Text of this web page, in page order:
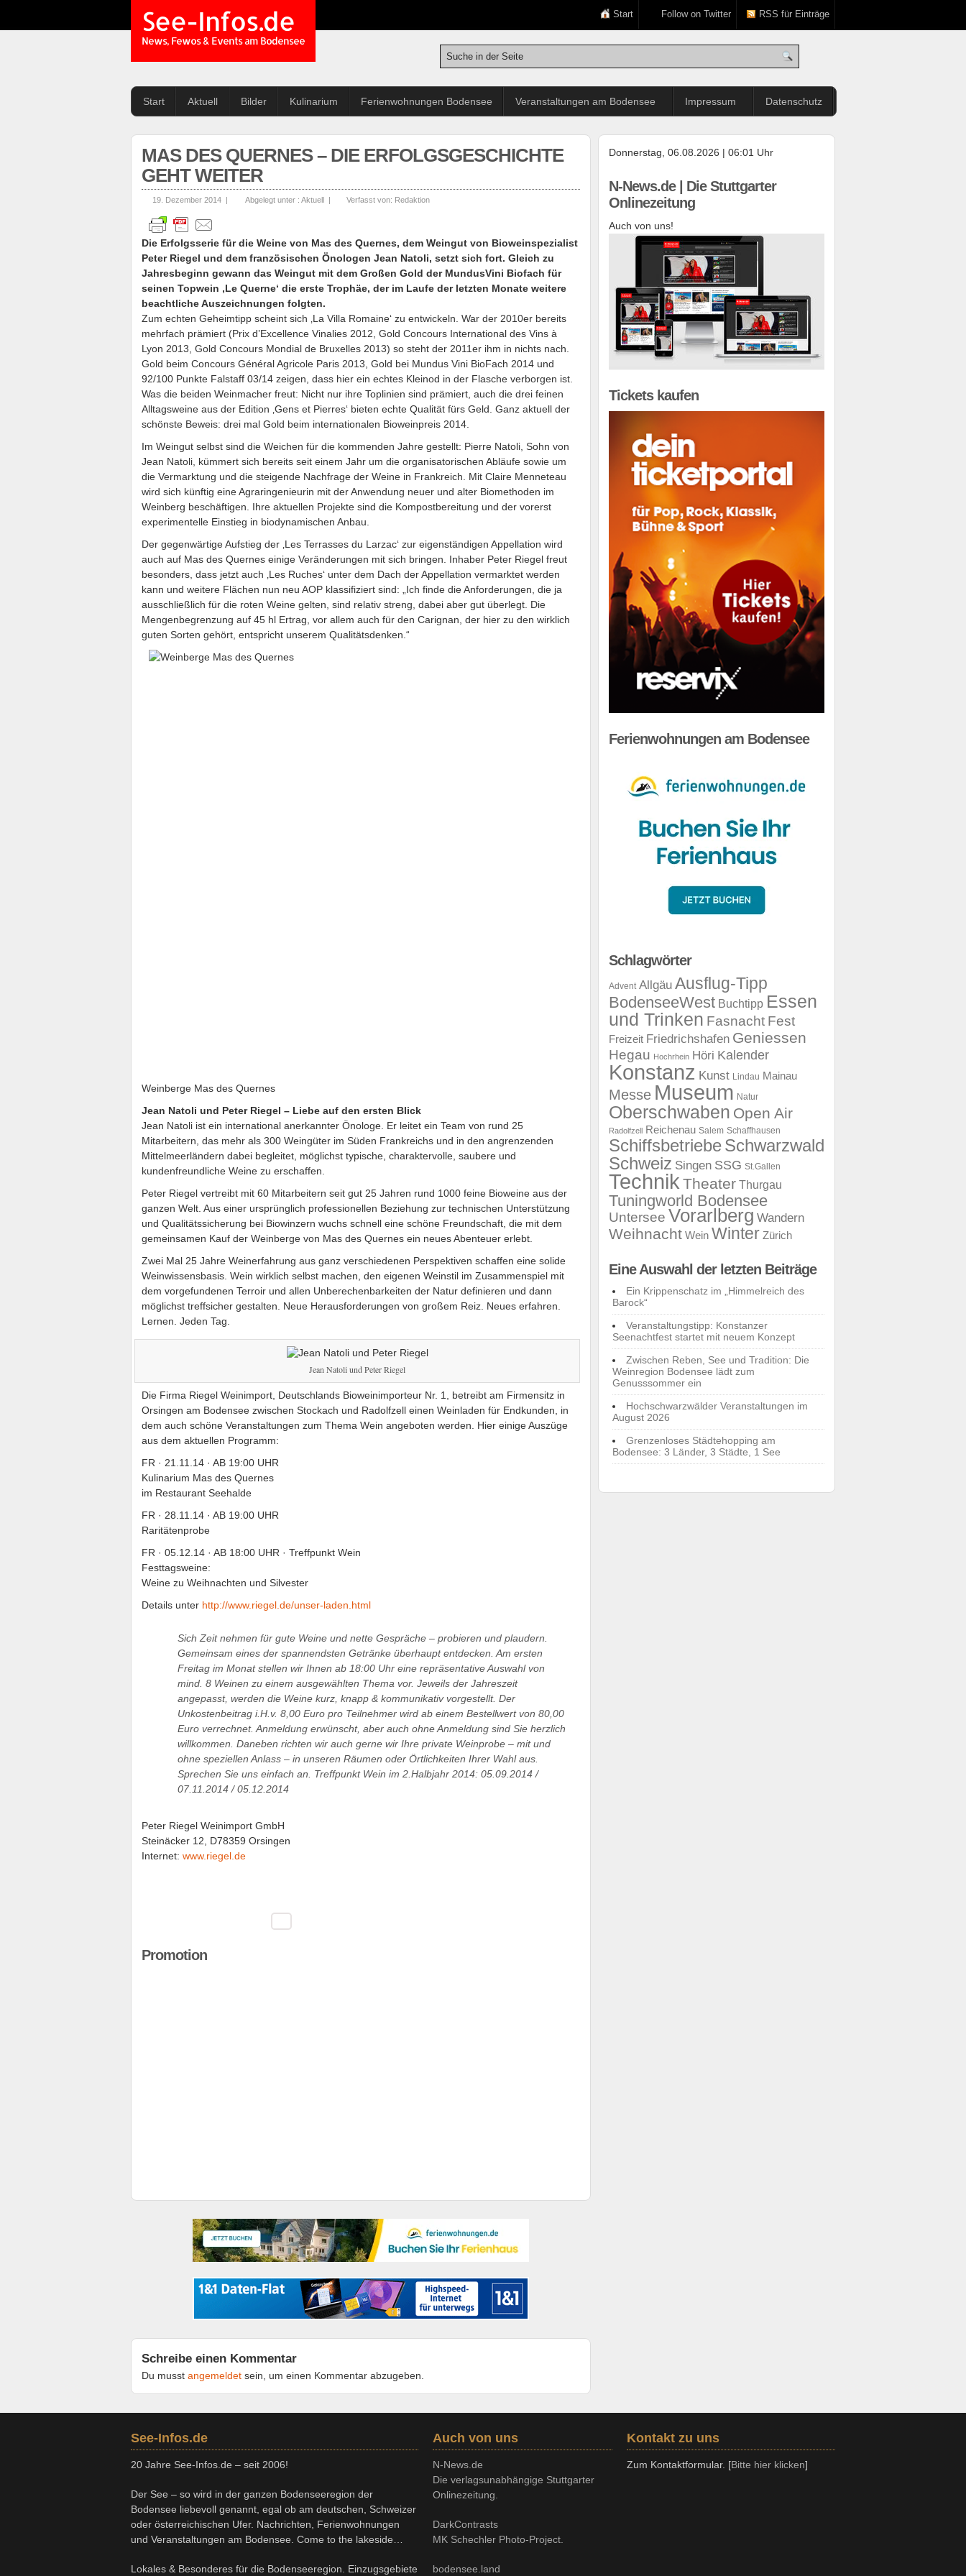
See-Infos.de
News, Fewos & Events am Bodensee
Start Follow on Twitter RSS für Einträge
Start Aktuell Bilder Kulinarium Ferienwohnungen Bodensee Veranstaltungen am Bodensee Impressum Datenschutz
MAS DES QUERNES – DIE ERFOLGSGESCHICHTE
GEHT WEITER
19. Dezember 2014 | Abgelegt unter : Aktuell | Verfasst von: Redaktion
Die Erfolgsserie für die Weine von Mas des Quernes, dem Weingut von Bioweinspezialist
Peter Riegel und dem französischen Önologen Jean Natoli, setzt sich fort. Gleich zu
Jahresbeginn gewann das Weingut mit dem Großen Gold der MundusVini Biofach für
seinen Topwein ‚Le Querne‘ die erste Trophäe, der im Laufe der letzten Monate weitere
beachtliche Auszeichnungen folgten.
Zum echten Geheimtipp scheint sich ‚La Villa Romaine‘ zu entwickeln. War der 2010er bereits
mehrfach prämiert (Prix d’Excellence Vinalies 2012, Gold Concours International des Vins à
Lyon 2013, Gold Concours Mondial de Bruxelles 2013) so steht der 2011er ihm in nichts nach.
Gold beim Concours Général Agricole Paris 2013, Gold bei Mundus Vini BioFach 2014 und
92/100 Punkte Falstaff 03/14 zeigen, dass hier ein echtes Kleinod in der Flasche verborgen ist.
Was die beiden Weinmacher freut: Nicht nur ihre Toplinien sind prämiert, auch die drei feinen
Alltagsweine aus der Edition ‚Gens et Pierres‘ bieten echte Qualität fürs Geld. Ganz aktuell der
schönste Beweis: drei mal Gold beim internationalen Bioweinpreis 2014.
Im Weingut selbst sind die Weichen für die kommenden Jahre gestellt: Pierre Natoli, Sohn von
Jean Natoli, kümmert sich bereits seit einem Jahr um die organisatorischen Abläufe sowie um
die Vermarktung und die steigende Nachfrage der Weine in Frankreich. Mit Claire Menneteau
wird sich künftig eine Agraringenieurin mit der Anwendung neuer und alter Biomethoden im
Weinberg beschäftigen. Ihre aktuellen Projekte sind die Kompostbereitung und der vorerst
experimentelle Einstieg in biodynamischen Anbau.
Der gegenwärtige Aufstieg der ‚Les Terrasses du Larzac‘ zur eigenständigen Appellation wird
auch auf Mas des Quernes einige Veränderungen mit sich bringen. Inhaber Peter Riegel freut
besonders, dass jetzt auch ‚Les Ruches‘ unter dem Dach der Appellation vermarktet werden
kann und weitere Flächen nun neu AOP klassifiziert sind: „Ich finde die Anforderungen, die ja
ausschließlich für die roten Weine gelten, sind relativ streng, dabei aber gut überlegt. Die
Mengenbegrenzung auf 45 hl Ertrag, vor allem auch für den Carignan, der hier zu den wirklich
guten Sorten gehört, entspricht unserem Qualitätsdenken.“
Weinberge Mas des Quernes
Jean Natoli und Peter Riegel – Liebe auf den ersten Blick
Jean Natoli ist ein international anerkannter Önologe. Er leitet ein Team von rund 25
Mitarbeitern, das mehr als 300 Weingüter im Süden Frankreichs und in den angrenzenden
Mittelmeerländern dabei begleitet, möglichst typische, charaktervolle, saubere und
kundenfreundliche Weine zu erschaffen.
Peter Riegel vertreibt mit 60 Mitarbeitern seit gut 25 Jahren rund 1000 feine Bioweine aus der
ganzen Welt. Aus einer ursprünglich professionellen Beziehung zur technischen Unterstützung
und Qualitätssicherung bei Biowinzern wuchs schnell eine schöne Freundschaft, die mit dem
gemeinsamen Kauf der Weinberge von Mas des Quernes ein neues Abenteuer erlebt.
Zwei Mal 25 Jahre Weinerfahrung aus ganz verschiedenen Perspektiven schaffen eine solide
Weinwissensbasis. Wein wirklich selbst machen, den eigenen Weinstil im Zusammenspiel mit
dem vorgefundenen Terroir und allen Unberechenbarkeiten der Natur definieren und dann
möglichst treffsicher gestalten. Neue Herausforderungen von großem Reiz. Neues erfahren.
Lernen. Jeden Tag.
Jean Natoli und Peter Riegel
Die Firma Riegel Weinimport, Deutschlands Bioweinimporteur Nr. 1, betreibt am Firmensitz in
Orsingen am Bodensee zwischen Stockach und Radolfzell einen Weinladen für Endkunden, in
dem auch schöne Veranstaltungen zum Thema Wein angeboten werden. Hier einige Auszüge
aus dem aktuellen Programm:
FR · 21.11.14 · AB 19:00 UHR
Kulinarium Mas des Quernes
im Restaurant Seehalde
FR · 28.11.14 · AB 19:00 UHR
Raritätenprobe
FR · 05.12.14 · AB 18:00 UHR · Treffpunkt Wein
Festtagsweine:
Weine zu Weihnachten und Silvester
Details unter http://www.riegel.de/unser-laden.html
Sich Zeit nehmen für gute Weine und nette Gespräche – probieren und plaudern.
Gemeinsam eines der spannendsten Getränke überhaupt entdecken. Am ersten
Freitag im Monat stellen wir Ihnen ab 18:00 Uhr eine repräsentative Auswahl von
mind. 8 Weinen zu einem ausgewählten Thema vor. Jeweils der Jahreszeit
angepasst, werden die Weine kurz, knapp & kommunikativ vorgestellt. Der
Unkostenbeitrag i.H.v. 8,00 Euro pro Teilnehmer wird ab einem Bestellwert von 80,00
Euro verrechnet. Anmeldung erwünscht, aber auch ohne Anmeldung sind Sie herzlich
willkommen. Daneben richten wir auch gerne wir Ihre private Weinprobe – mit und
ohne speziellen Anlass – in unseren Räumen oder Örtlichkeiten Ihrer Wahl aus.
Sprechen Sie uns einfach an. Treffpunkt Wein im 2.Halbjahr 2014: 05.09.2014 /
07.11.2014 / 05.12.2014
Peter Riegel Weinimport GmbH
Steinäcker 12, D78359 Orsingen
Internet: www.riegel.de
Promotion
Schreibe einen Kommentar
Du musst angemeldet sein, um einen Kommentar abzugeben.
Donnerstag, 06.08.2026 | 06:01 Uhr
N-News.de | Die Stuttgarter
Onlinezeitung
Auch von uns!
Tickets kaufen
Ferienwohnungen am Bodensee
Schlagwörter
Advent Allgäu Ausflug-Tipp
BodenseeWest Buchtipp Essen
und Trinken Fasnacht Fest
Freizeit Friedrichshafen Geniessen
Hegau Hochrhein Höri Kalender
Konstanz Kunst Lindau Mainau
Messe Museum Natur
Oberschwaben Open Air
Radolfzell Reichenau Salem Schaffhausen
SchiffsbetriebeSchwarzwald
Schweiz Singen SSG St.Gallen
Technik Theater Thurgau
Tuningworld Bodensee
Untersee Vorarlberg Wandern
Weihnacht Wein Winter Zürich
Eine Auswahl der letzten Beiträge
Ein Krippenschatz im „Himmelreich des
Barock“
Veranstaltungstipp: Konstanzer
Seenachtfest startet mit neuem Konzept
Zwischen Reben, See und Tradition: Die
Weinregion Bodensee lädt zum
Genusssommer ein
Hochschwarzwälder Veranstaltungen im
August 2026
Grenzenloses Städtehopping am
Bodensee: 3 Länder, 3 Städte, 1 See
See-Infos.de
20 Jahre See-Infos.de – seit 2006!
Der See – so wird in der ganzen Bodenseeregion der
Bodensee liebevoll genannt, egal ob am deutschen, Schweizer
oder österreichischen Ufer. Nachrichten, Ferienwohnungen
und Veranstaltungen am Bodensee. Come to the lakeside…
Lokales & Besonderes für die Bodenseeregion. Einzugsgebiete
Auch von uns
N-News.de
Die verlagsunabhängige Stuttgarter
Onlinezeitung.
DarkContrasts
MK Schechler Photo-Project.
bodensee.land
Kontakt zu uns
Zum Kontaktformular. [Bitte hier klicken]